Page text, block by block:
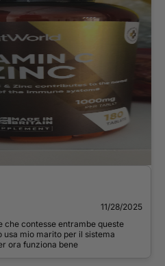
11/28/2025
che contesse entrambe queste
usa mio marito per il sistema
ora funziona bene